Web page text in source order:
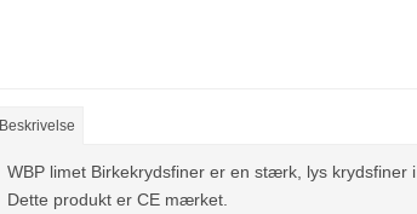
Beskrivelse
WBP limet Birkekrydsfiner er en stærk, lys krydsfiner i
Dette produkt er CE mærket.